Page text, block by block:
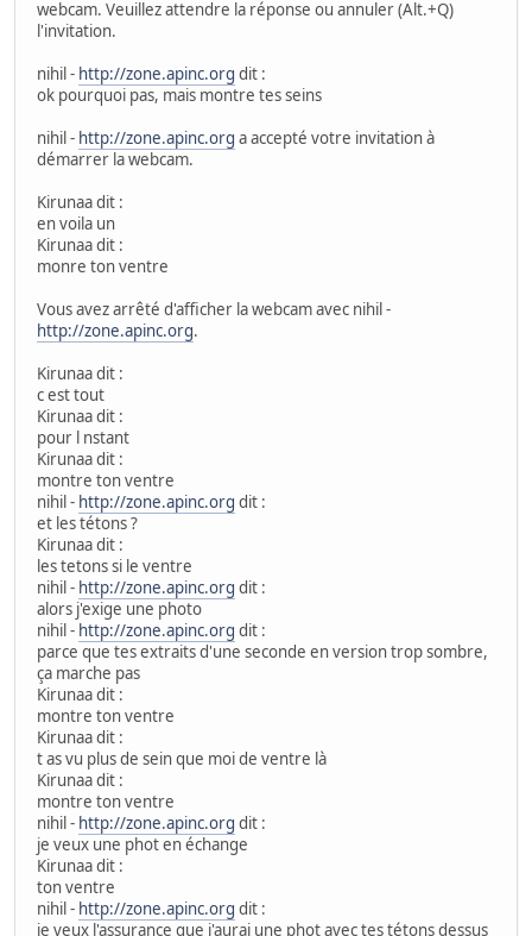
webcam. Veuillez attendre la réponse ou annuler (Alt.+Q)
l'invitation.
nihil - http://zone.apinc.org dit :
ok pourquoi pas, mais montre tes seins
nihil - http://zone.apinc.org a accepté votre invitation à
démarrer la webcam.
Kirunaa dit :
en voila un
Kirunaa dit :
monre ton ventre
Vous avez arrêté d'afficher la webcam avec nihil -
http://zone.apinc.org.
Kirunaa dit :
c est tout
Kirunaa dit :
pour l nstant
Kirunaa dit :
montre ton ventre
nihil - http://zone.apinc.org dit :
et les tétons ?
Kirunaa dit :
les tetons si le ventre
nihil - http://zone.apinc.org dit :
alors j'exige une photo
nihil - http://zone.apinc.org dit :
parce que tes extraits d'une seconde en version trop sombre,
ça marche pas
Kirunaa dit :
montre ton ventre
Kirunaa dit :
t as vu plus de sein que moi de ventre là
Kirunaa dit :
montre ton ventre
nihil - http://zone.apinc.org dit :
je veux une phot en échange
Kirunaa dit :
ton ventre
nihil - http://zone.apinc.org dit :
je veux l'assurance que j'aurai une phot avec tes tétons dessus